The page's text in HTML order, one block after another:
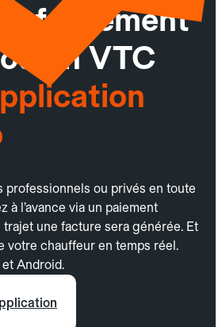
facilement
ou un VTC
professionnels ou privés en toute
à l’avance via un paiement
une facture sera générée. Et
votre chauffeur en temps réel.
Android.